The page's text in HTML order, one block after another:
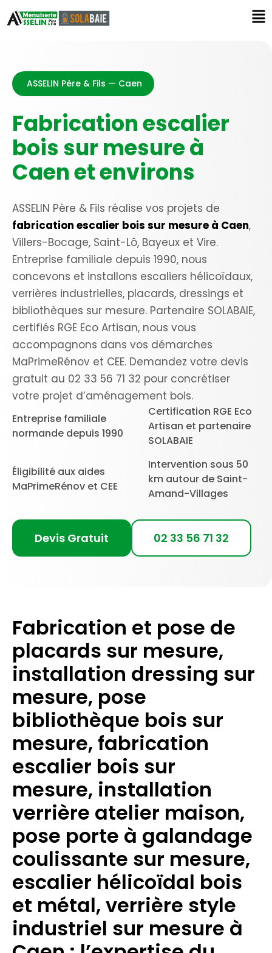
ASSELIN Père & Fils — Caen
Fabrication escalier
bois sur mesure à
Caen et environs
ASSELIN Père & Fils réalise vos projets de
fabrication escalier bois sur mesure à Caen,
Villers-Bocage, Saint-Lô, Bayeux et Vire.
Entreprise familiale depuis 1990, nous
concevons et installons escaliers hélicoïdaux,
verrières industrielles, placards, dressings et
bibliothèques sur mesure. Partenaire SOLABAIE,
certifiés RGE Eco Artisan, nous vous
accompagnons dans vos démarches
MaPrimeRénov et CEE. Demandez votre devis
gratuit au 02 33 56 71 32 pour concrétiser
votre projet d’aménagement bois.
Entreprise familiale
normande depuis 1990
Certification RGE Eco
Artisan et partenaire
SOLABAIE
Éligibilité aux aides
MaPrimeRénov et CEE
Intervention sous 50
km autour de Saint-
Amand-Villages
Devis Gratuit 02 33 56 71 32
Fabrication et pose de
placards sur mesure,
installation dressing sur
mesure, pose
bibliothèque bois sur
mesure, fabrication
escalier bois sur
mesure, installation
verrière atelier maison,
pose porte à galandage
coulissante sur mesure,
escalier hélicoïdal bois
et métal, verrière style
industriel sur mesure à